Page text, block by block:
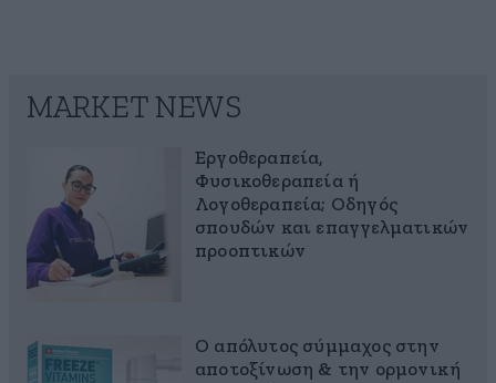
MARKET NEWS
Εργοθεραπεία,
Φυσικοθεραπεία ή
Λογοθεραπεία; Οδηγός
σπουδών και επαγγελματικών
προοπτικών
Ο απόλυτος σύμμαχος στην
αποτοξίνωση & την ορμονική